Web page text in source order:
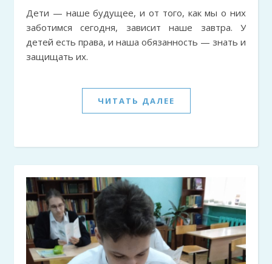
Дети — наше будущее, и от того, как мы о них
заботимся сегодня, зависит наше завтра. У
детей есть права, и наша обязанность — знать и
защищать их.
ЧИТАТЬ ДАЛЕЕ